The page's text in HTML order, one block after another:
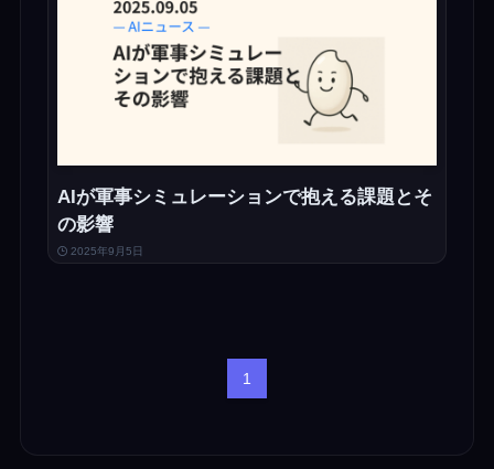
AIが軍事シミュレーションで抱える課題とそ
の影響
2025年9月5日
1